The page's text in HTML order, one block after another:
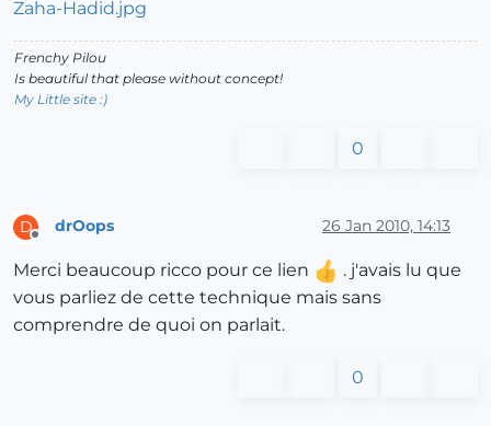
Frenchy Pilou
Is beautiful that please without concept!
My Little site :)
0
D
Offline
drOops 26 Jan 2010, 14:13
Merci beaucoup ricco pour ce lien
. j'avais lu que
vous parliez de cette technique mais sans
comprendre de quoi on parlait.
0